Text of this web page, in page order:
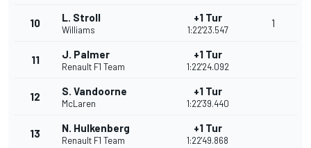
10 L. Stroll
Williams
+1 Tur
1:22'23.547
1
11 J. Palmer
Renault F1 Team
+1 Tur
1:22'24.092
12 S. Vandoorne
McLaren
+1 Tur
1:22'39.440
13 N. Hulkenberg
Renault F1 Team
+1 Tur
1:22'49.868